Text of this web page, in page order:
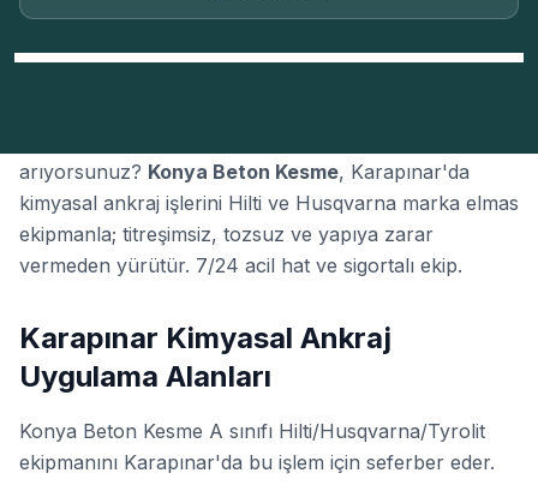
arıyorsunuz? Konya Beton Kesme, Karapınar'da
kimyasal ankraj işlerini Hilti ve Husqvarna marka elmas
ekipmanla; titreşimsiz, tozsuz ve yapıya zarar
vermeden yürütür. 7/24 acil hat ve sigortalı ekip.
Karapınar Kimyasal Ankraj
Uygulama Alanları
Konya Beton Kesme A sınıfı Hilti/Husqvarna/Tyrolit
ekipmanını Karapınar'da bu işlem için seferber eder.